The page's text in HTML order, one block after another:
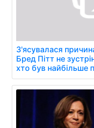
З'ясувалася
Бред Пітт не
хто був найбільше